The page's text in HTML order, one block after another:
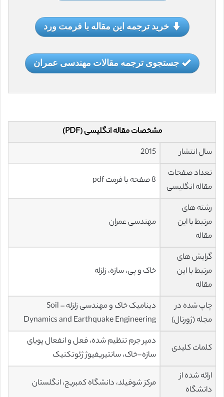
خرید ترجمه این مقاله با فرمت ورد
جستجوی ترجمه مقالات مهندسی عمران
مشخصات مقاله انگلیسی (PDF)
سال انتشار
2015
تعداد صفحات
مقاله انگلیسی
8 صفحه با فرمت pdf
رشته های
مرتبط با این
مقاله
مهندسی عمران
گرایش های
مرتبط با این
مقاله
خاک و پی، سازه، زلزله
چاپ شده در
مجله (ژورنال)
دینامیک خاک و مهندسی زلزله – Soil
Dynamics and Earthquake Engineering
کلمات کلیدی
دمپر جرم تنظیم شده، فعل و انفعال پویای
سازه-خاک، سانتیریفیوژ ژئوتکنیک
ارائه شده از
دانشگاه
مرکز شوفیلد، دانشگاه کمبریج، انگلستان